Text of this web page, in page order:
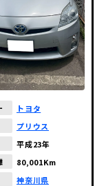
トヨタ
プリウス
平成23年
80,001Km
神奈川県